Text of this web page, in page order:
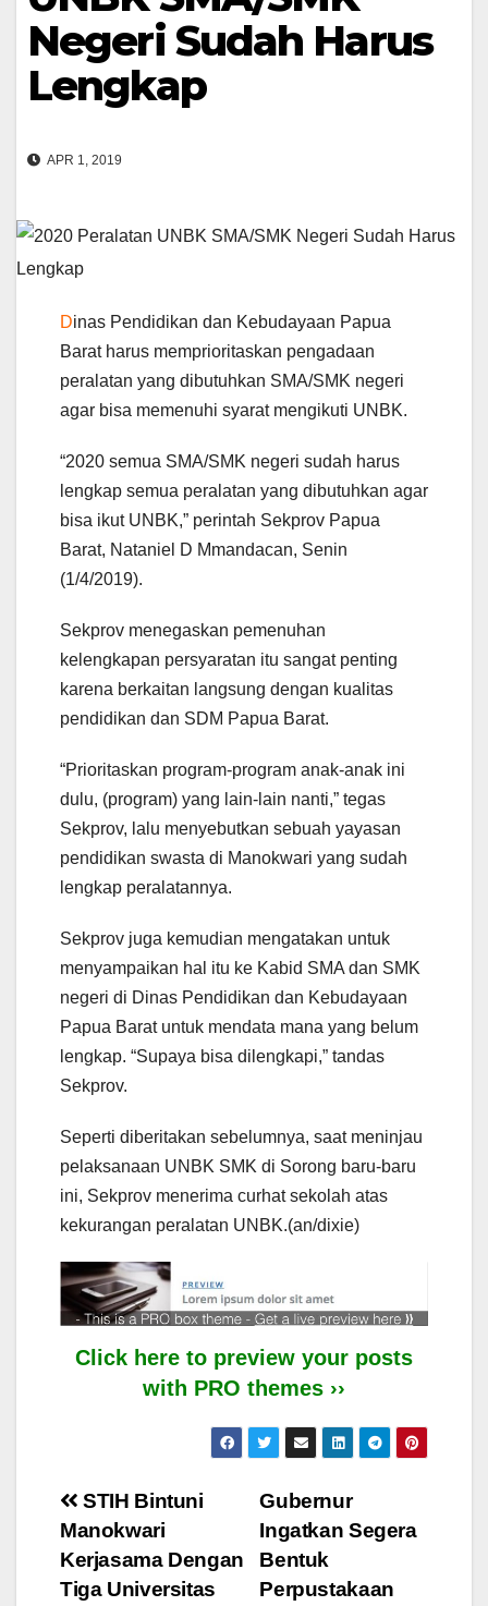
Negeri Sudah Harus
Lengkap
APR 1, 2019
Dinas Pendidikan dan Kebudayaan Papua
Barat harus memprioritaskan pengadaan
peralatan yang dibutuhkan SMA/SMK negeri
agar bisa memenuhi syarat mengikuti UNBK.
“2020 semua SMA/SMK negeri sudah harus
lengkap semua peralatan yang dibutuhkan agar
bisa ikut UNBK,” perintah Sekprov Papua
Barat, Nataniel D Mmandacan, Senin
(1/4/2019).
Sekprov menegaskan pemenuhan
kelengkapan persyaratan itu sangat penting
karena berkaitan langsung dengan kualitas
pendidikan dan SDM Papua Barat.
“Prioritaskan program-program anak-anak ini
dulu, (program) yang lain-lain nanti,” tegas
Sekprov, lalu menyebutkan sebuah yayasan
pendidikan swasta di Manokwari yang sudah
lengkap peralatannya.
Sekprov juga kemudian mengatakan untuk
menyampaikan hal itu ke Kabid SMA dan SMK
negeri di Dinas Pendidikan dan Kebudayaan
Papua Barat untuk mendata mana yang belum
lengkap. “Supaya bisa dilengkapi,” tandas
Sekprov.
Seperti diberitakan sebelumnya, saat meninjau
pelaksanaan UNBK SMK di Sorong baru-baru
ini, Sekprov menerima curhat sekolah atas
kekurangan peralatan UNBK.(an/dixie)
Click here to preview your posts
with PRO themes ››
Post
navigation
Gubernur
Ingatkan Segera
Bentuk
Perpustakaan
STIH Bintuni
Manokwari
Kerjasama Dengan
Tiga Universitas